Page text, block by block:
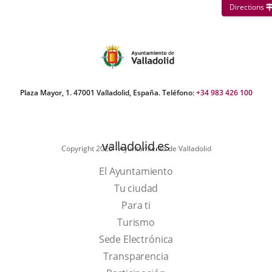
Directions
Plaza Mayor, 1. 47001 Valladolid, España. Teléfono:+34 983 426 100
Copyright 2025 - Ayuntamiento de Valladolid
valladolid.es
El Ayuntamiento
Tu ciudad
Para ti
TurismoThis
link
will
Sede Electrónica
Transparencia